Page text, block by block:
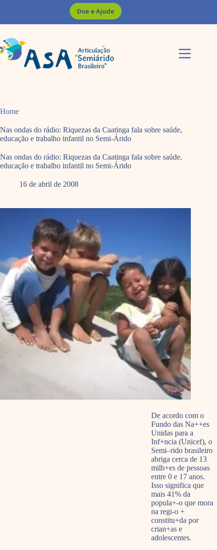
Doe e Ajude
Home
Nas ondas do rádio: Riquezas da Caatinga fala sobre saúde,
educação e trabalho infantil no Semi-Árido
Nas ondas do rádio: Riquezas da Caatinga fala sobre saúde,
educação e trabalho infantil no Semi-Árido
16 de abril de 2008
De acordo com o
Fundo das Na++es
Unidas para a
Inf+ncia (Unicef), o
Semi–rido brasileiro
abriga cerca de 13
milh+es de pessoas
entre 0 e 17 anos.
Isso significa que
mais 41% da
popula+-o que mora
na regi-o +
constitu+da por
crian+as e
adolescentes.